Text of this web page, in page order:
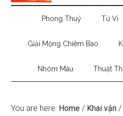
Phong Thuỷ Tử Vi
Giải Mộng Chiêm Bao
Nhóm Máu Thuật
You are here: Home / Khai vận /